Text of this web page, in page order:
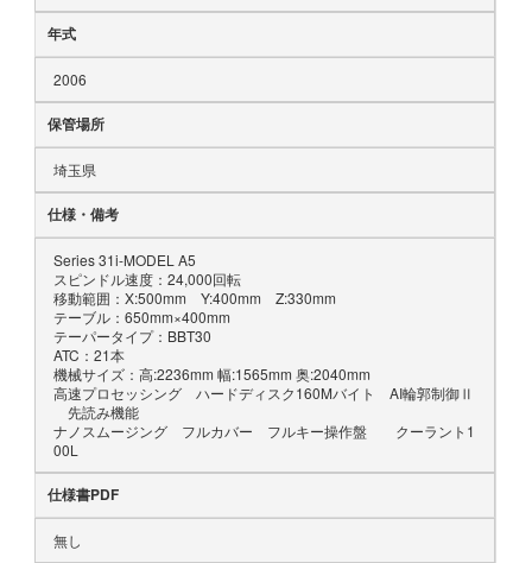
年式
2006
保管場所
埼玉県
仕様・備考
Series 31i-MODEL A5
スピンドル速度：24,000回転
移動範囲：X:500mm Y:400mm Z:330mm
テーブル：650mm×400mm
テーパータイプ：BBT30
ATC：21本
機械サイズ：高:2236mm 幅:1565mm 奥:2040mm
高速プロセッシング ハードディスク160Mバイト AI輪郭制御Ⅱ
先読み機能
ナノスムージング フルカバー フルキー操作盤 クーラント1
00L
仕様書PDF
無し